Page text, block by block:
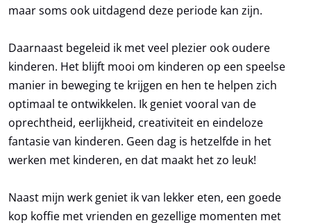
U gaat akkoord met hetprivacy reglementvan
maar soms ook uitdagend deze periode kan zijn.
Daarnaast begeleid ik met veel plezier ook oudere
kinderen. Het blijft mooi om kinderen op een speelse
manier in beweging te krijgen en hen te helpen zich
optimaal te ontwikkelen. Ik geniet vooral van de
oprechtheid, eerlijkheid, creativiteit en eindeloze
fantasie van kinderen. Geen dag is hetzelfde in het
werken met kinderen, en dat maakt het zo leuk!
Naast mijn werk geniet ik van lekker eten, een goede
kop koffie met vrienden en gezellige momenten met